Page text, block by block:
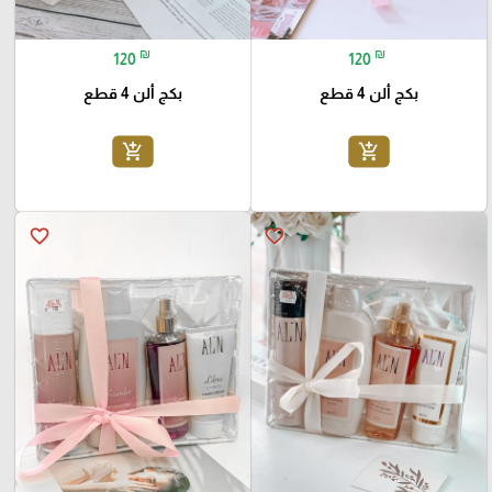
120 ₪
بكج ألن 4 قطع
add_shopping_cart
120 ₪
بكج ألن 4 قطع
add_shopping_cart
favorite_border
favorite_border